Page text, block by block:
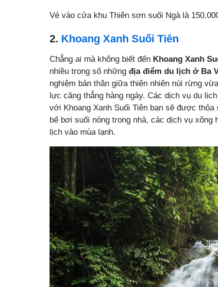
Vé vào cửa khu Thiên sơn suối Ngà là
2. Khoang Xanh Suối Tiên
Chẳng ai mà không biết đến Khoang Xanh
nhiều trong số những địa điểm du lịch ở Ba
nghiệm bản thân giữa thiên nhiên núi rừng
lực căng thẳng hàng ngày. Các dịch vụ du
với Khoang Xanh Suối Tiên bạn sẽ được
bể bơi suối nóng trong nhà, các dịch vụ
lịch vào mùa lạnh.